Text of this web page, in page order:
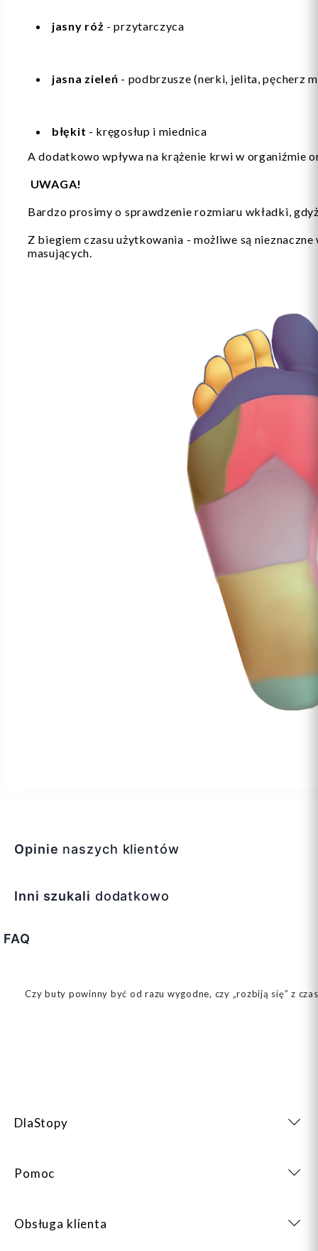
jasny róż - przytarczyca
jasna zieleń - podbrzusze (nerki, jelita, pęcherz
błękit - kręgosłup i miednica
A dodatkowo wpływa na krążenie krwi w organiźmie
UWAGA!
Bardzo prosimy o sprawdzenie rozmiaru wkładki,
Z biegiem czasu użytkowania - możliwe są
masujących.
Opinie naszych klientów
Inni szukali dodatkowo
FAQ
Czy buty powinny być od razu wygodne, czy „rozbiją się” z
DlaStopy
Pomoc
Obsługa klienta